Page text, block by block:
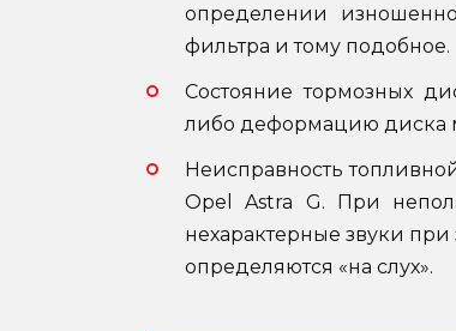
определении
фильтра и тому подобное.
Состояние тормозных
либо деформацию диска
Неисправность
Opel Astra G. При
нехарактерные звуки
определяются «на слух».